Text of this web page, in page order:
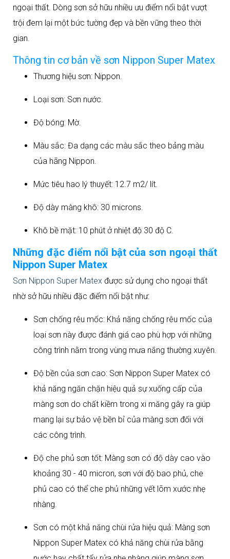
ngoại thất. Dòng sơn sở hữu nhiều ưu điểm nổi bật vượt
trội đem lại một bức tường đẹp và bền vững theo thời
gian.
Thông tin cơ bản về sơn Nippon Super Matex
Thương hiệu sơn: Nippon.
Loại sơn: Sơn nước.
Độ bóng: Mờ.
Màu sắc: Đa dạng các màu sắc theo bảng màu
của hãng Nippon.
Mức tiêu hao lý thuyết: 12.7 m2/ lít.
Độ dày màng khô: 30 microns.
Khô bề mặt: 10 phút ở nhiệt độ 30 độ C.
Những đặc điểm nổi bật của sơn ngoại thất
Nippon Super Matex
Sơn Nippon Super Matex được sử dụng cho ngoại thất
nhờ sở hữu nhiều đặc điểm nổi bật như:
Sơn chống rêu mốc: Khả năng chống rêu mốc của
loại sơn này được đánh giá cao phù hợp với những
công trình nằm trong vùng mưa nắng thường xuyên.
Độ bền của sơn cao: Sơn Nippon Super Matex có
khả năng ngăn chặn hiệu quả sự xuống cấp của
màng sơn do chất kiềm trong xi măng gây ra giúp
mang lại sự bảo vệ bền bỉ của màng sơn đối với
các công trình.
Độ che phủ sơn tốt: Màng sơn có độ dày cao vào
khoảng 30 - 40 micron, sơn với độ bao phủ, che
phủ cao có thể che phủ những vết lõm xước nhẹ
nhàng.
Sơn có một khả năng chùi rửa hiệu quả: Màng sơn
Nippon Super Matex có khả năng chùi rửa bằng